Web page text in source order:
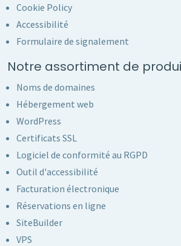
Cookie Policy
Accessibilité
Formulaire de signalement
Notre assortiment de
Noms de domaines
Hébergement web
WordPress
Certificats SSL
Logiciel de conformité au RGPD
Outil d'accessibilité
Facturation électronique
Réservations en ligne
SiteBuilder
VPS